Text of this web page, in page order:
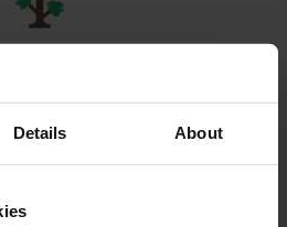
Details About
de servidor